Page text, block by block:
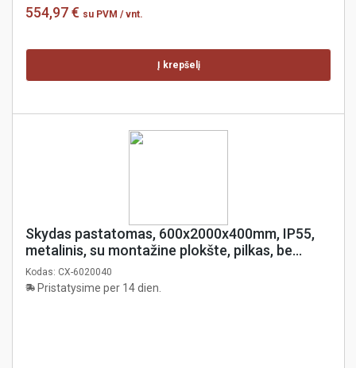
554,97 € su PVM / vnt.
Į krepšelį
Skydas pastatomas, 600x2000x400mm, IP55,
metalinis, su montažine plokšte, pilkas, be
šoninių dangčių, coreX
Kodas: CX-6020040
Pristatysime per 14 dien.